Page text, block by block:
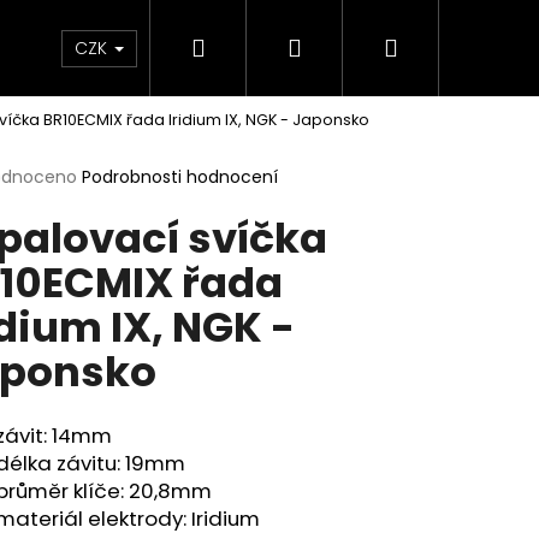
& Maziva Příslušenství Dárkové
CZK Hledat PřihlášeníNákupní
BR10ECMIX řada Iridium IX, NGK - Japonsko
Podrobnosti hodnocení
svíčka
řada
IX, NGK -
14mm
závitu: 19mm
klíče: 20,8mm
elektrody: Iridium